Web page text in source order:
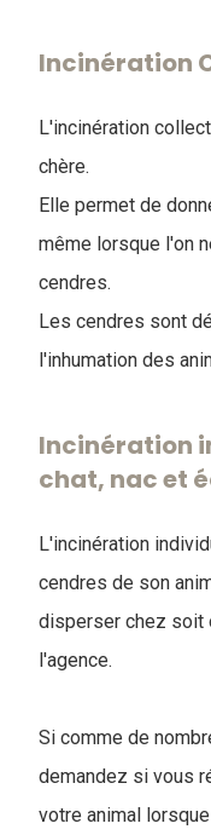
Incinération
L'incinération
chère.
Elle permet de
même lorsque l'on
cendres.
Les cendres sont
l'inhumation des
Incinération
chat, nac et
L'incinération
cendres de son
disperser chez soit
l'agence.
Si comme de
demandez si vous
votre animal